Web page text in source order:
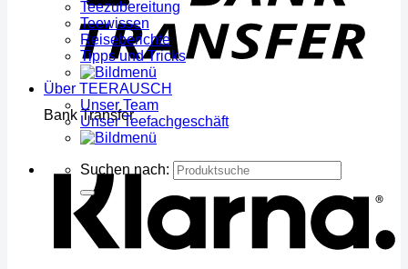
Bank Transfer
Teezubereitung
Teewissen
Reiseberichte
Tipps und Tricks
Über TEERAUSCH
Unser Team
Unser Teefachgeschäft
Suchen nach: